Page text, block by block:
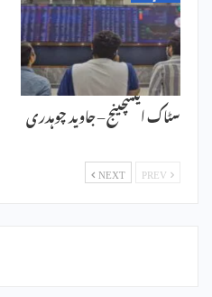
سٹاک ایکسچینج – جاوید چوہدری
NEXT